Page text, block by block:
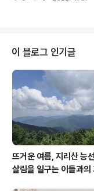
많이 먹기도 합니다. 나무의
펴야 합니다. 5년 안에 나무
충분한 공간을 확보해야 합
나무와 식물은 한 품종만
른 식물을 섞어 심는 것이 열
계는 자가수분 ..
이 블로그 인기글
뜨거운 여름, 지리산 능
살림을 일구는 이들과의